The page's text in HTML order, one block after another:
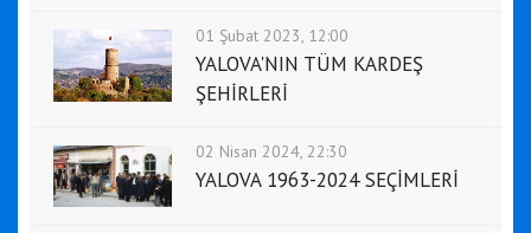
01 Şubat 2023, 12:00
YALOVA'NIN TÜM KARDEŞ
ŞEHİRLERİ
02 Nisan 2024, 22:30
YALOVA 1963-2024 SEÇİMLERİ